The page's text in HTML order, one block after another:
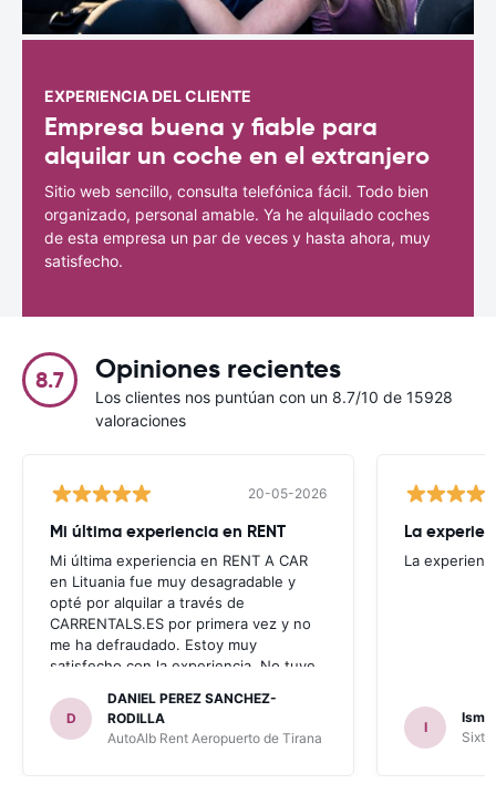
EXPERIENCIA DEL CLIENTE
Empresa buena y fiable para
alquilar un coche en el extranjero
Sitio web sencillo, consulta telefónica fácil. Todo bien
organizado, personal amable. Ya he alquilado coches
de esta empresa un par de veces y hasta ahora, muy
satisfecho.
8.7 Opiniones recientes
Los clientes nos puntúan con un 8.7/10 de 15928
valoraciones
20-05-2026
Mi última experiencia en RENT
Mi última experiencia en RENT A CAR
en Lituania fue muy desagradable y
opté por alquilar a través de
CARRENTALS.ES por primera vez y no
me ha defraudado. Estoy muy
satisfecho con la experiencia. No tuve
invitaron a adquirir un seguro (como
había leído en varios blog). En mis
anteriores viajes nunca había alquilado
D
DANIEL PEREZ SANCHEZ-
RODILLA
AutoAlb Rent Aeropuerto de Tirana
La
La
I
Sixt